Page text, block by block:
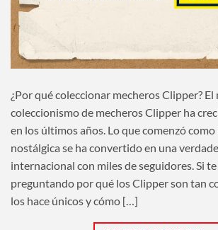
¿Por qué coleccionar mecheros Clipper? El
coleccionismo de mecheros Clipper ha
en los últimos años. Lo que comenzó
nostálgica se ha convertido en una
internacional con miles de seguidores. Si
preguntando por qué los Clipper son tan
los hace únicos y cómo […]